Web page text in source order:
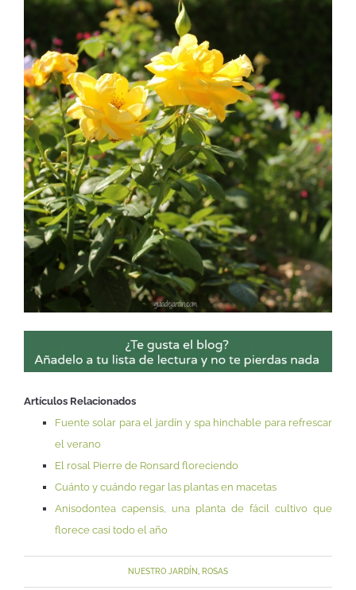
Artículos Relacionados
Fuente solar para el jardín y spa hinchable para refrescar
el verano
El rosal Pierre de Ronsard floreciendo
Cuánto y cuándo regar las plantas en macetas
Anisodontea capensis, una planta de fácil cultivo que
florece casi todo el año
NUESTRO JARDÍN, ROSAS